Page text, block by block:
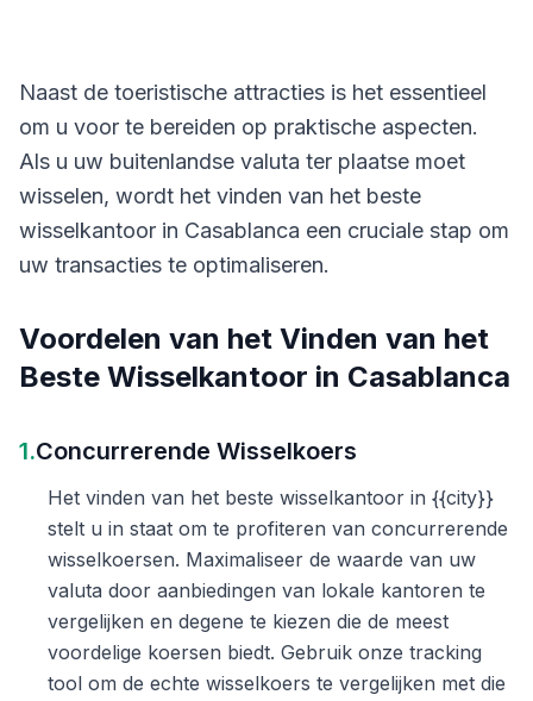
Naast de toeristische attracties is het essentieel
om u voor te bereiden op praktische aspecten.
Als u uw buitenlandse valuta ter plaatse moet
wisselen, wordt het vinden van het beste
wisselkantoor in Casablanca een cruciale stap om
uw transacties te optimaliseren.
Voordelen van het Vinden van het
Beste Wisselkantoor in Casablanca
1.Concurrerende Wisselkoers
Het vinden van het beste wisselkantoor in {{city}}
stelt u in staat om te profiteren van concurrerende
wisselkoersen. Maximaliseer de waarde van uw
valuta door aanbiedingen van lokale kantoren te
vergelijken en degene te kiezen die de meest
voordelige koersen biedt. Gebruik onze tracking
tool om de echte wisselkoers te vergelijken met die